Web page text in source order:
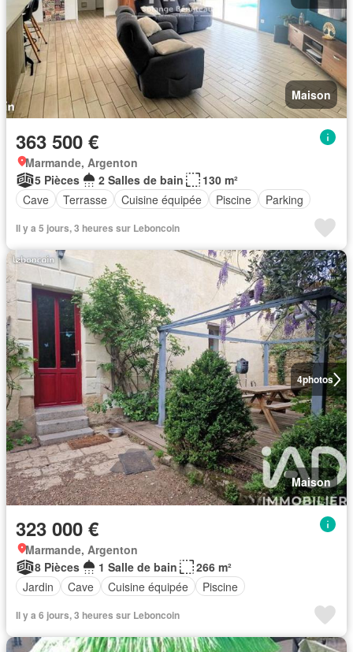
Maison
363 500 €
Marmande, Argenton
5 Pièces
2 Salles de bain
130 m²
Cave
Terrasse Cuisine équipée Piscine Parking
Il y a 5 jours, 3 heures sur Leboncoin
4photos
Maison
323 000 €
Marmande, Argenton
8 Pièces
1 Salle de bain
266 m²
Jardin
Cave Cuisine équipée Piscine
Il y a 6 jours, 3 heures sur Leboncoin